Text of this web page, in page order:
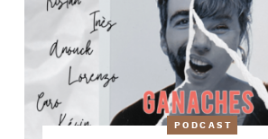
PODCAST